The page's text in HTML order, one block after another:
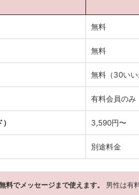
無料
無料
無料（30いい
有料会員のみ
3,590円〜
別途料金
料でメッセージまで使えます。 男性は有